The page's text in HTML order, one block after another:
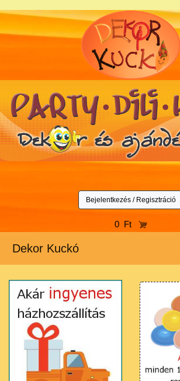
Bejelentkezés / Regisztráció
0 Ft
Dekor Kuckó